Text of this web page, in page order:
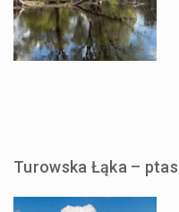
Turowska Łąka –